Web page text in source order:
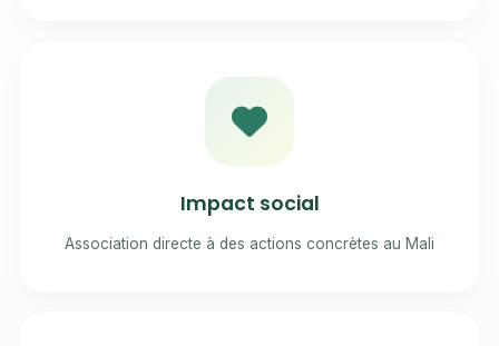
Impact social
Association directe à des actions concrètes au Mali